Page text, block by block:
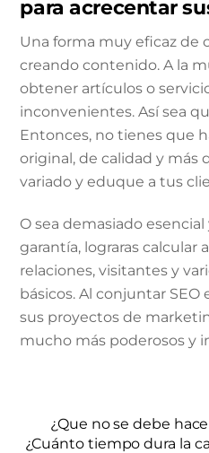
para acrecentar
Una forma muy eficaz de
creando contenido. A la
obtener artículos o
inconvenientes. Así sea
Entonces, no tienes que
original, de calidad y más
variado y eduque a tus
O sea demasiado esencial
garantía, lograras calcular
relaciones, visitantes y
básicos. Al conjuntar SEO
sus proyectos de
mucho más poderosos y
¿Que no se debe
¿Cuánto tiempo dura la